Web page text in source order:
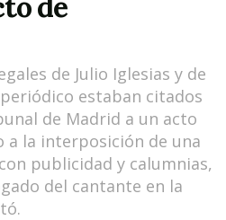
de Julio Iglesias y de
estaban citados
de Madrid a un acto
a la interposición de una
publicidad y calumnias,
del cantante en la